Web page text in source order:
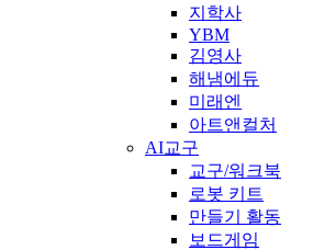
지학사
YBM
김영사
해냄에듀
미래엔
아트앤컬처
AI교구
교구/워크북
로봇 키트
만들기 활동
보드게임